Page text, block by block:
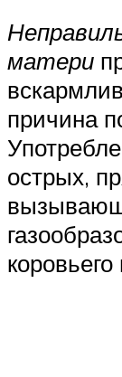
матери
причина
острых,